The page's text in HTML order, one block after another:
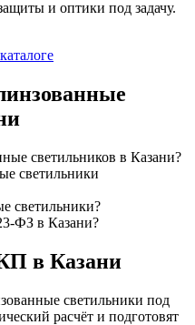
и оптики под задачу.
светильников в Казани?
светильники
светильники?
ФЗ в Казани?
в Казани
светильники под
расчёт и подготовят